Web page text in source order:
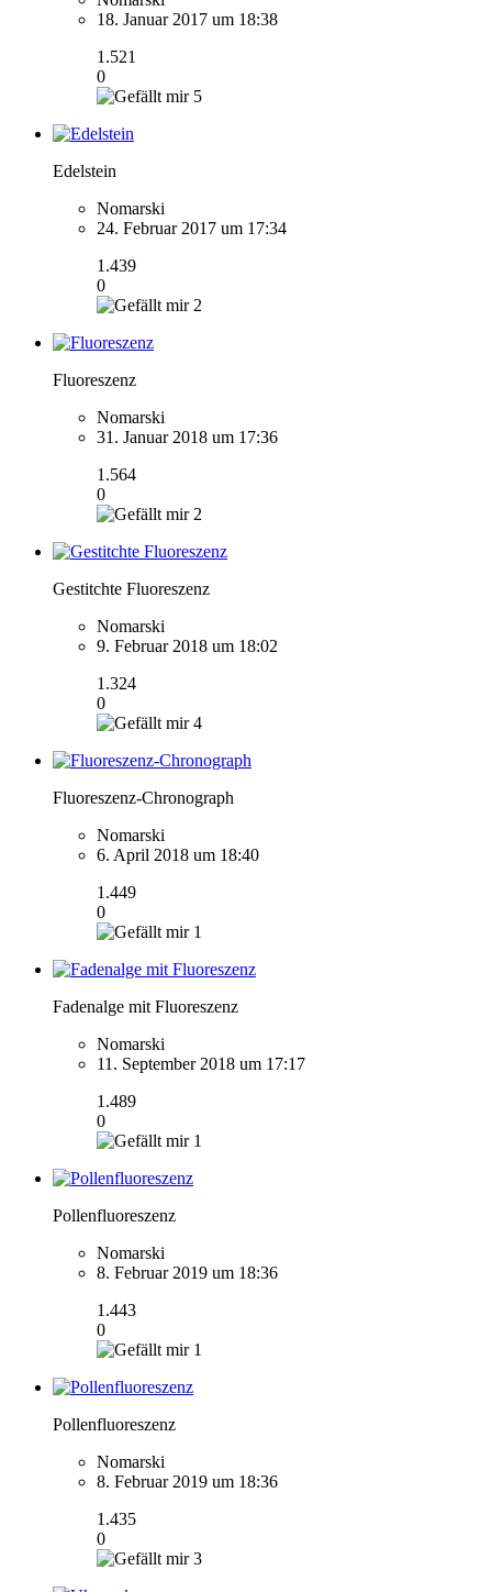
18. Januar 2017 um 18:38
1.521
0
5
Edelstein
Nomarski
24. Februar 2017 um 17:34
1.439
0
2
Fluoreszenz
Nomarski
31. Januar 2018 um 17:36
1.564
0
2
Gestitchte Fluoreszenz
Nomarski
9. Februar 2018 um 18:02
1.324
0
4
Fluoreszenz-Chronograph
Nomarski
6. April 2018 um 18:40
1.449
0
1
Fadenalge mit Fluoreszenz
Nomarski
11. September 2018 um 17:17
1.489
0
1
Pollenfluoreszenz
Nomarski
8. Februar 2019 um 18:36
1.443
0
1
Pollenfluoreszenz
Nomarski
8. Februar 2019 um 18:36
1.435
0
3